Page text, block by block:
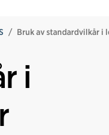
Bruk av standardvilkår i
i